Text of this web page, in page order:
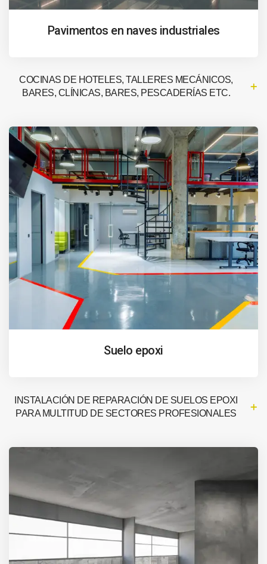
Pavimentos en naves industriales
COCINAS DE HOTELES, TALLERES MECÁNICOS,
BARES, CLÍNICAS, BARES, PESCADERÍAS ETC.
Suelo epoxi
INSTALACIÓN DE REPARACIÓN DE SUELOS EPOXI
PARA MULTITUD DE SECTORES PROFESIONALES